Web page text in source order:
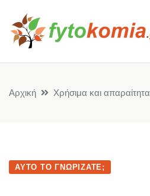
Αρχική Χρήσιμα και απαραίτητα
ΑΥΤΌ ΤΟ ΓΝΩΡΊΖΑΤΕ;